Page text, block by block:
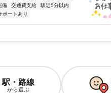
備 交通費支給
駅近5分以内
ポートあり
駅・路線
から選ぶ